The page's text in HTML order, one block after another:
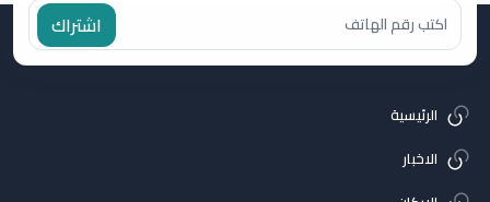
اشتراك
الرئيسية
الاخبار